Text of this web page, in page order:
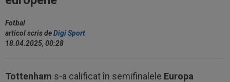
Fotbal
articol scris deDigi Sport
18.04.2025, 00:28
Tottenham s-a calificat în semifinalele Europa